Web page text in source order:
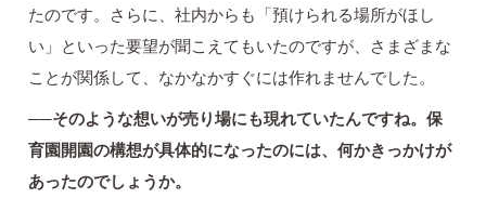
たのです。さらに、社内からも「預けられる場所がほし
い」といった要望が聞こえてもいたのですが、さまざまな
ことが関係して、なかなかすぐには作れませんでした。
──そのような想いが売り場にも現れていたんですね。保
育園開園の構想が具体的になったのには、何かきっかけが
あったのでしょうか。